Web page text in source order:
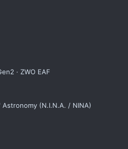
· ZWO EAF
(N.I.N.A. / NINA)